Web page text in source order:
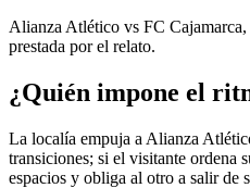
Alianza Atlético vs FC
prestada por el relato.
¿Quién impone el
La localía empuja a Alianza
transiciones; si el visitante ordena
espacios y obliga al otro a salir de